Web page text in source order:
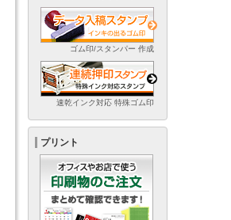
ゴム印/スタンパー 作成
速乾インク対応 特殊ゴム印
プリント